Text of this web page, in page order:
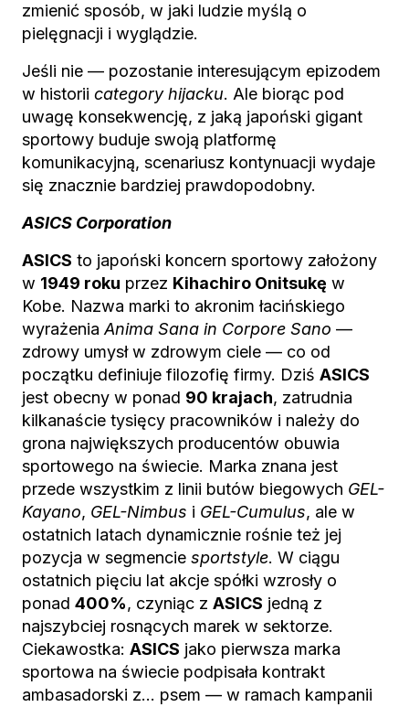
zmienić sposób, w jaki ludzie myślą o
pielęgnacji i wyglądzie.
Jeśli nie — pozostanie interesującym epizodem
w historii category hijacku. Ale biorąc pod
uwagę konsekwencję, z jaką japoński gigant
sportowy buduje swoją platformę
komunikacyjną, scenariusz kontynuacji wydaje
się znacznie bardziej prawdopodobny.
ASICS Corporation
ASICS to japoński koncern sportowy założony
w 1949 roku przez Kihachiro Onitsukę w
Kobe. Nazwa marki to akronim łacińskiego
wyrażenia Anima Sana in Corpore Sano —
zdrowy umysł w zdrowym ciele — co od
początku definiuje filozofię firmy. Dziś ASICS
jest obecny w ponad 90 krajach, zatrudnia
kilkanaście tysięcy pracowników i należy do
grona największych producentów obuwia
sportowego na świecie. Marka znana jest
przede wszystkim z linii butów biegowych GEL-
Kayano, GEL-Nimbus i GEL-Cumulus, ale w
ostatnich latach dynamicznie rośnie też jej
pozycja w segmencie sportstyle. W ciągu
ostatnich pięciu lat akcje spółki wzrosły o
ponad 400%, czyniąc z ASICS jedną z
najszybciej rosnących marek w sektorze.
Ciekawostka: ASICS jako pierwsza marka
sportowa na świecie podpisała kontrakt
ambasadorski z… psem — w ramach kampanii